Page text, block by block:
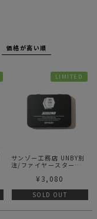
価格が高い順
LIMITED
サンゾー工務店 UNBY別
注/ファイヤースターター
¥ 3,080
SOLD OUT